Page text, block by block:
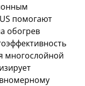
помогают
обогрев
многослойной